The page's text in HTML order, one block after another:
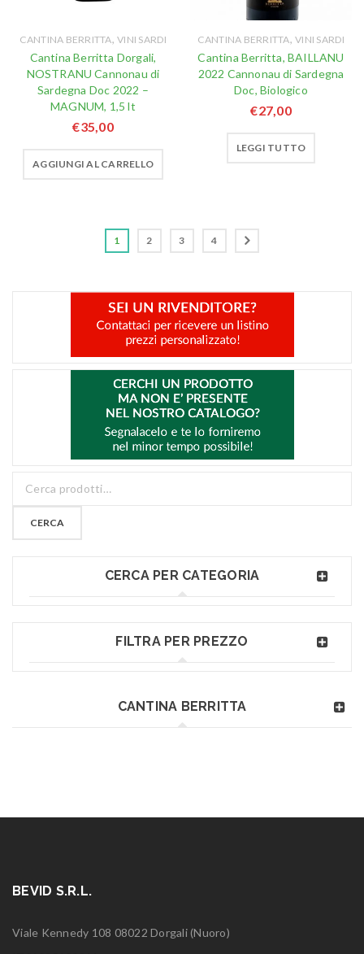
CANTINA BERRITTA, VINI SARDI
Cantina Berritta Dorgali,
NOSTRANU Cannonau di
Sardegna Doc 2022 –
MAGNUM, 1,5 lt
€35,00
AGGIUNGI AL CARRELLO
CANTINA BERRITTA, VINI SARDI
Cantina Berritta, BAILLANU
2022 Cannonau di Sardegna
Doc, Biologico
€27,00
LEGGI TUTTO
1 2 3 4
CERCA
CERCA PER CATEGORIA
FILTRA PER PREZZO
CANTINA BERRITTA
BEVID S.R.L.
Viale Kennedy 108 08022 Dorgali (Nuoro)